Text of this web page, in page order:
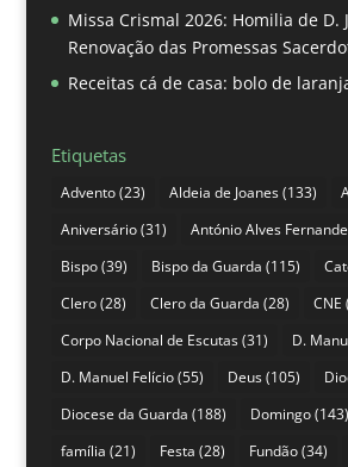
Missa Crismal 2026: Homilia de D.
Renovação das Promessas
Receitas cá de casa: bolo de
Etiquetas
Advento(23) Aldeia de Joanes(133)
Aniversário(31) António Alves
Bispo(39) Bispo da Guarda (115)
Clero(28) Clero da Guarda (28) CNE
Corpo Nacional de Escutas(31) D.
D. Manuel Felício(55) Deus(105)
Diocese da Guarda (188) Domingo(143)
família (21) Festa (28) Fundão(34)